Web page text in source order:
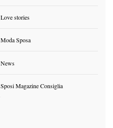
Love stories
Moda Sposa
News
Sposi Magazine Consiglia